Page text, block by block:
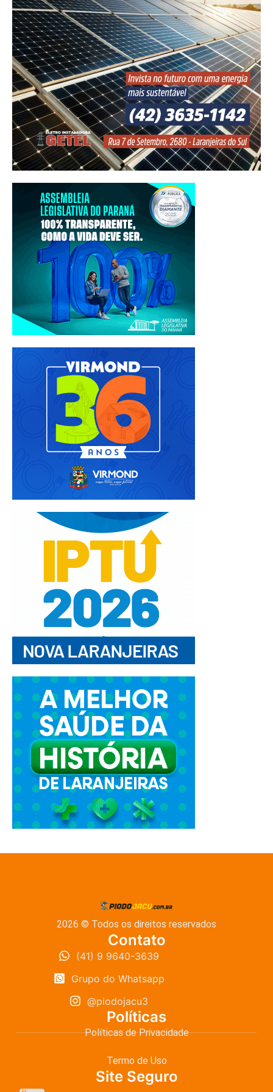
2026 © Todos os direitos reservados
Contato
(41) 9 9640-3639
Grupo do Whatsapp
@piodojacu3
Políticas
Políticas de Privacidade
Termo de Uso
Site Seguro